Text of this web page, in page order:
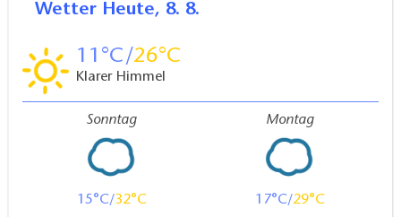
Wetter Heute, 8. 8.
11 26
Klarer Himmel
Sonntag
15 32
Montag
17 29